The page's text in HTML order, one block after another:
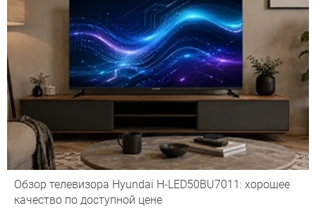
Обзор телевизора Hyundai H-LED50BU7011: хорошее
качество по доступной цене